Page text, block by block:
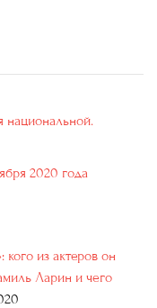
национальной.
2020 года
из актеров он
Ларин и чего